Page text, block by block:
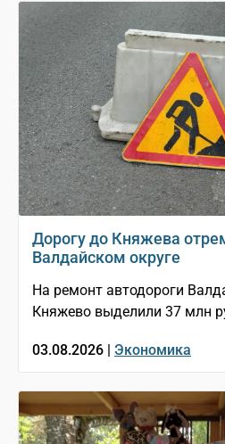
Дорогу до Княжева
Валдайском округе
На ремонт автодороги
Княжево выделили 37 млн
03.08.2026 | Экономика